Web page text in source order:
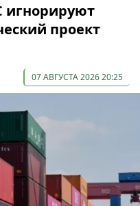
игнорируют
проект
07 АВГУСТА 2026 20:25